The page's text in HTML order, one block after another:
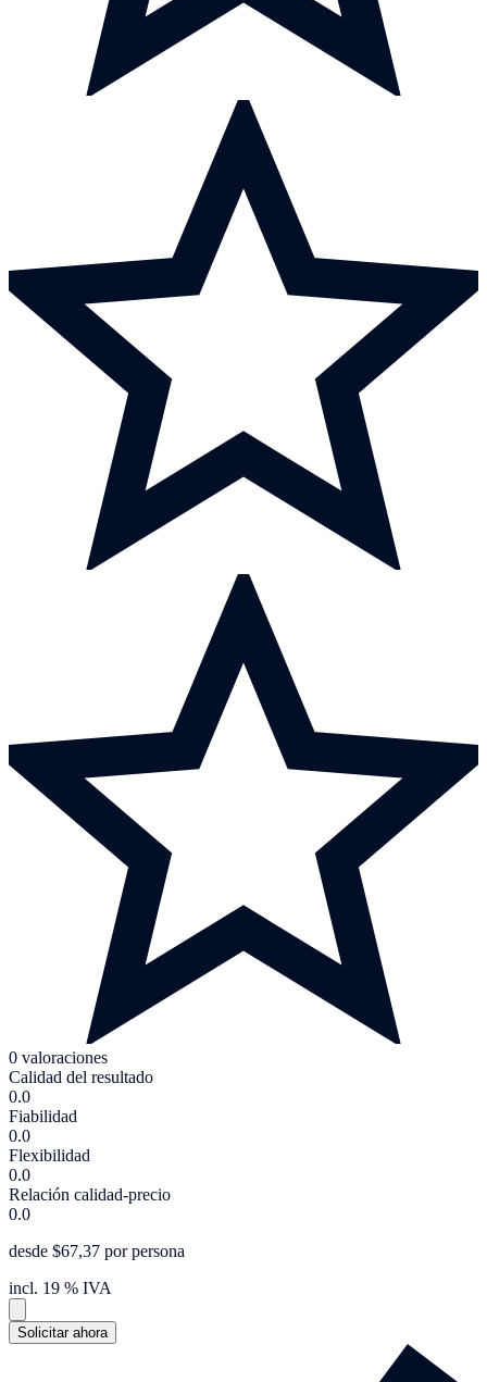
0 valoraciones
Calidad del resultado
0.0
Fiabilidad
0.0
Flexibilidad
0.0
Relación calidad-precio
0.0
desde $67,37 por persona
incl. 19 % IVA
Solicitar ahora